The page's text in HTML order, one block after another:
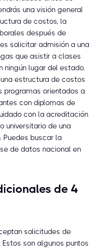
una visión general
de costos, la
después de
solicitar admisión a una
que asistir a clases
ningún lugar del estado.
estructura de costos
programas orientados a
con diplomas de
con la acreditación
universitario de una
Puedes buscar la
de datos nacional en
de 4
solicitudes de
son algunos puntos